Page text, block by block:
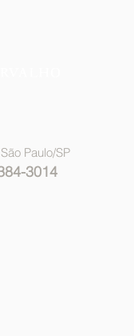
Paulo/SP
3014